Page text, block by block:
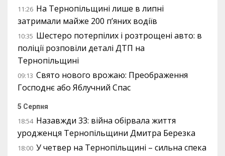
11:26 На Тернопільщині лише в липні
затримали майже 200 п’яних водіїв
10:35 Шестеро потерпілих і розтрощені авто: в
поліції розповіли деталі ДТП на
Тернопільщині
09:13 Свято нового врожаю: Преображення
Господнє або Яблучний Спас
5 Серпня
18:54 Назавжди 33: війна обірвала життя
уродженця Тернопільщини Дмитра Березка
18:00 У четвер на Тернопільщині – сильна спека